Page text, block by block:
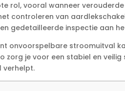
rol, vooral wanneer
controleren van
gedetailleerde inspectie aan
onvoorspelbare stroomuitval
je voor een stabiel en
verhelpt.​